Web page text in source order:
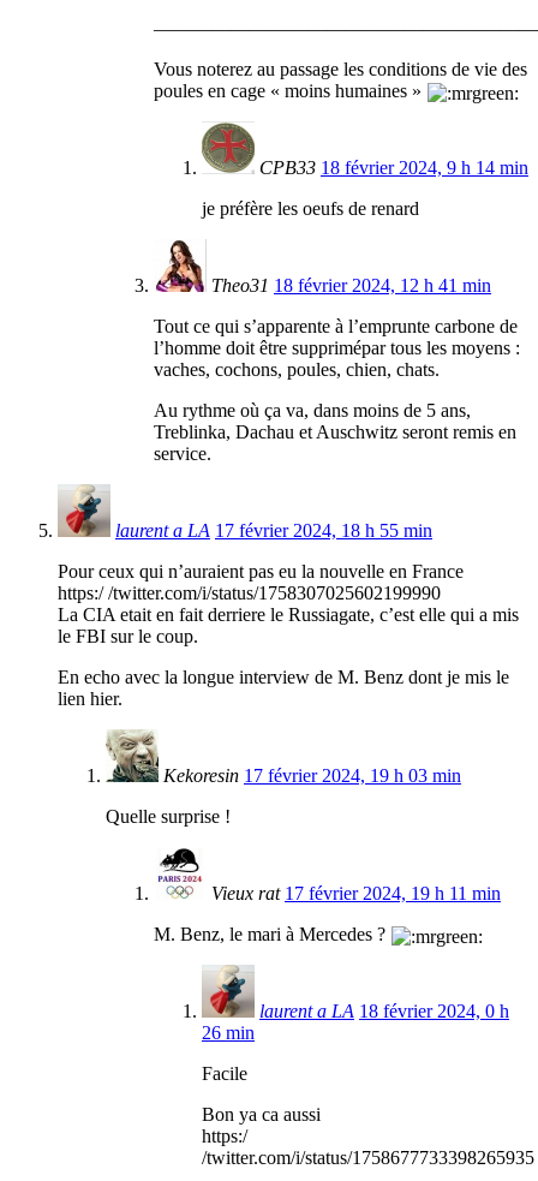
Vous noterez au passage les conditions de vie des
poules en cage « moins humaines »
CPB33 18 février 2024, 9 h 14 min
je préfère les oeufs de renard
Theo31 18 février 2024, 12 h 41 min
Tout ce qui s’apparente à l’emprunte carbone de
l’homme doit être supprimépar tous les moyens :
vaches, cochons, poules, chien, chats.
Au rythme où ça va, dans moins de 5 ans,
Treblinka, Dachau et Auschwitz seront remis en
service.
laurent a LA 17 février 2024, 18 h 55 min
Pour ceux qui n’auraient pas eu la nouvelle en France
https:/ /twitter.com/i/status/1758307025602199990
La CIA etait en fait derriere le Russiagate, c’est elle qui a mis
le FBI sur le coup.
En echo avec la longue interview de M. Benz dont je mis le
lien hier.
Kekoresin 17 février 2024, 19 h 03 min
Quelle surprise !
Vieux rat 17 février 2024, 19 h 11 min
M. Benz, le mari à Mercedes ?
laurent a LA 18 février 2024, 0 h
26 min
Facile
Bon ya ca aussi
https:/
/twitter.com/i/status/1758677733398265935